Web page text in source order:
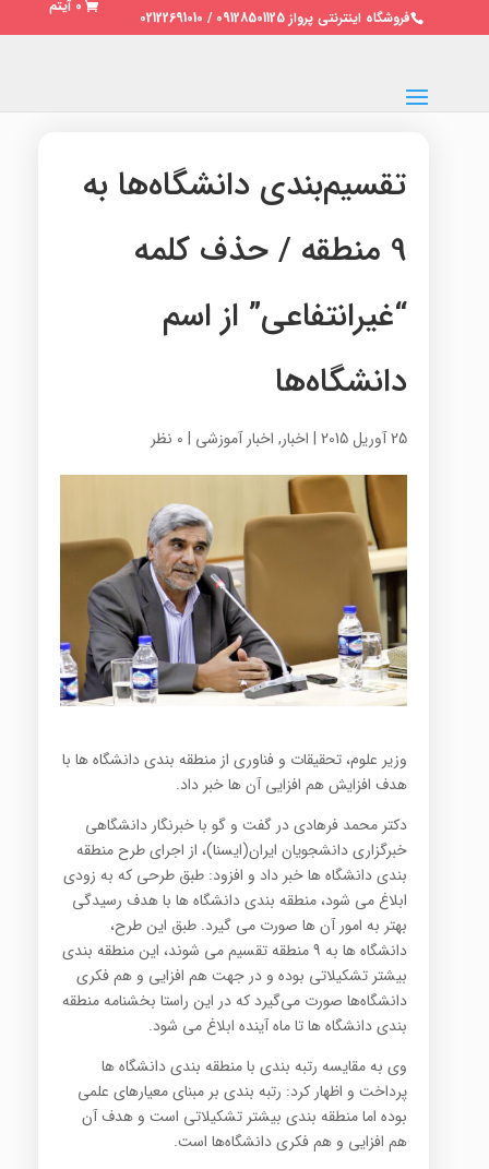
فروشگاه اینترنتی پرواز 09128501125 / 02122691010
0 آیتم
تقسیم‌بندی دانشگاه‌ها به
9 منطقه / حذف کلمه
“غیرانتفاعی” از اسم
دانشگاه‌ها
25 آوریل 2015 | اخبار, اخبار آموزشی | 0 نظر
وزیر علوم، تحقیقات و فناوری از منطقه بندی دانشگاه ها با
هدف افزایش هم افزایی آن ها خبر داد.
دکتر محمد فرهادی در گفت و گو با خبرنگار دانشگاهی
خبرگزاری دانشجویان ایران(ایسنا)، از اجرای طرح منطقه
بندی دانشگاه ها خبر داد و افزود: طبق طرحی که به زودی
ابلاغ می شود، منطقه بندی دانشگاه ها با هدف رسیدگی
بهتر به امور آن ها صورت می گیرد. طبق این طرح،
دانشگاه ها به 9 منطقه تقسیم می شوند، این منطقه بندی
بیشتر تشکیلاتی بوده و در جهت هم افزایی و هم فکری
دانشگاه‌ها صورت می‌گیرد که در این راستا بخشنامه منطقه
بندی دانشگاه ها تا ماه آینده ابلاغ می شود.
وی به مقایسه رتبه بندی با منطقه بندی دانشگاه ها
پرداخت و اظهار کرد: رتبه بندی بر مبنای معیارهای علمی
بوده اما منطقه بندی بیشتر تشکیلاتی است و هدف آن
هم افزایی و هم فکری دانشگاه‌ها است.